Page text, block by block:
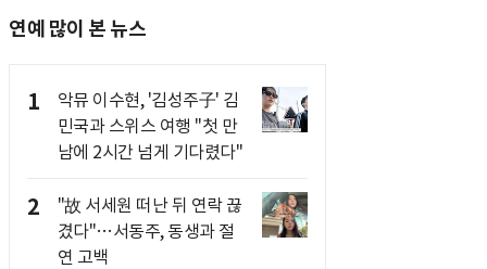
연예 많이 본 뉴스
1
악뮤 이수현, '김성주子' 김
민국과 스위스 여행 "첫 만
남에 2시간 넘게 기다렸다"
2
"故 서세원 떠난 뒤 연락 끊
겼다"…서동주, 동생과 절
연 고백